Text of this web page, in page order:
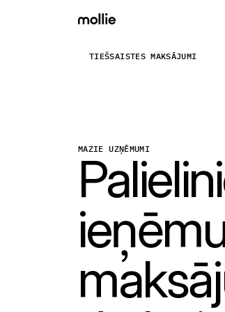
TIEŠSAISTES MAKSĀJUMI
Uzziniet par mūsu aģentūru sadarbības
MAZIE UZŅĒMUMI